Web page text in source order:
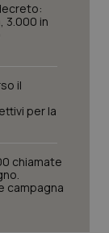
3.000 in
il
per la
chiamate
campagna
la